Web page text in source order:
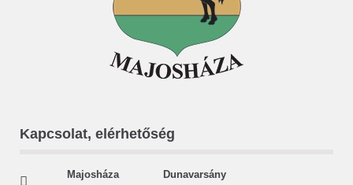
Kapcsolat, elérhetőség
Majosháza Dunavarsány